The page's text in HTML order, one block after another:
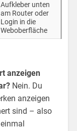
Aufkleber unten
am Router oder
Login in die
Weboberfläche
anzeigen
Nein. Du
anzeigen
sind – also